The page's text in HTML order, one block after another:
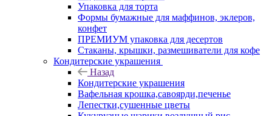
Упаковка для торта
Формы бумажные для маффинов, эклеров,
конфет
ПРЕМИУМ упаковка для десертов
Стаканы, крышки, размешиватели для кофе
Кондитерские украшения
Назад
Кондитерские украшения
Вафельная крошка,савоярди,печенье
Лепестки,сушенные цветы